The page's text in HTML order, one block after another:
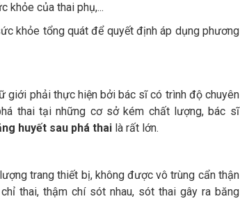
khỏe của thai phụ,...
khỏe tổng quát để quyết định áp dụng phương
giới phải thực hiện bởi bác sĩ có trình độ chuyên
thai tại những cơ sở kém chất lượng, bác sĩ
huyết sau phá thailà rất lớn.
trang thiết bị, không được vô trùng cẩn thận
thai, thậm chí sót nhau, sót thai gây ra băng